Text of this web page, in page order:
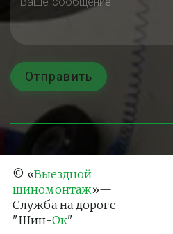
Отправить
© «Выездной
шиномонтаж»—
Служба на дороге
"Шин-Ок"